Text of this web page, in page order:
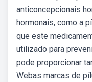
anticoncepcionais
hormonais, como a
que este
utilizado para
pode proporcionar
Webas marcas de